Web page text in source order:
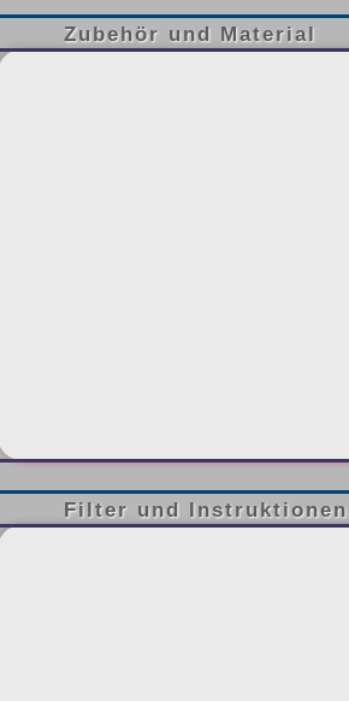
Zubehör und Material
Filter und Instruktionen